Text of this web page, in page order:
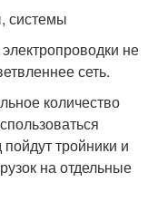
системы
не
сеть.
количество
тройники и
на отдельные